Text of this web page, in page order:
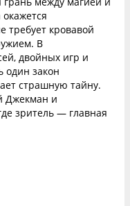
требует кровавой
В
двойных игр и
один закон
страшную тайну.
Джекман и
зритель — главная